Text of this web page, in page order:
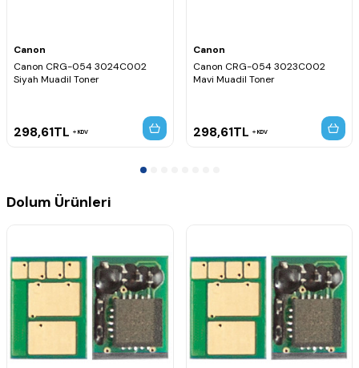
Canon
Canon CRG-054 3024C002
Siyah Muadil Toner
298,61TL KDV
Canon
Canon CRG-054 3023C002
Mavi Muadil Toner
298,61TL KDV
Dolum Ürünleri